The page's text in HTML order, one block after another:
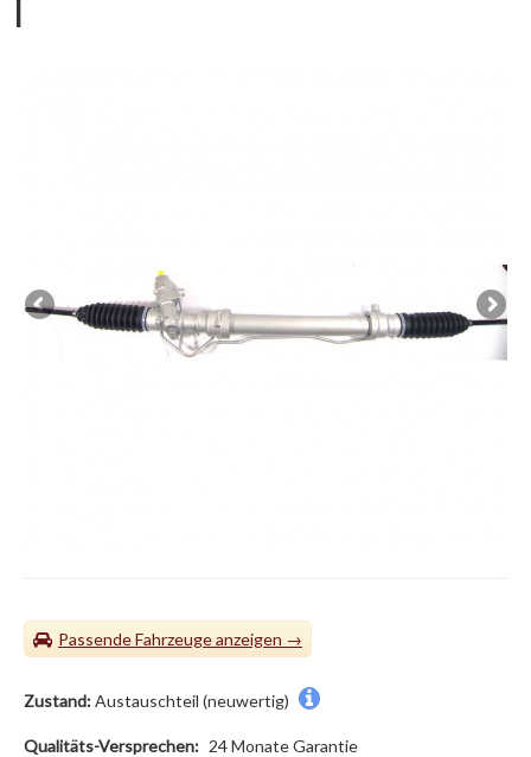
I
Passende Fahrzeuge
Zustand:Austauschteil (neuwertig)
Qualitäts-Versprechen: 24 Monate Garantie